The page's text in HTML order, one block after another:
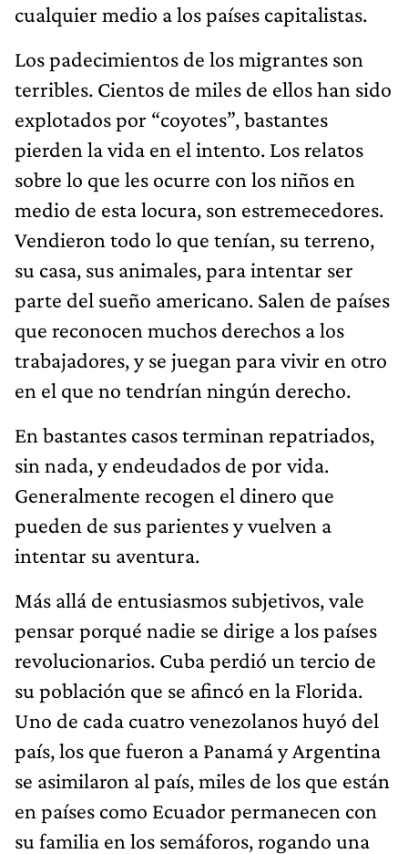
cualquier medio a los países capitalistas.
Los padecimientos de los migrantes son
terribles. Cientos de miles de ellos han sido
explotados por “coyotes”, bastantes
pierden la vida en el intento. Los relatos
sobre lo que les ocurre con los niños en
medio de esta locura, son estremecedores.
Vendieron todo lo que tenían, su terreno,
su casa, sus animales, para intentar ser
parte del sueño americano. Salen de países
que reconocen muchos derechos a los
trabajadores, y se juegan para vivir en otro
en el que no tendrían ningún derecho.
En bastantes casos terminan repatriados,
sin nada, y endeudados de por vida.
Generalmente recogen el dinero que
pueden de sus parientes y vuelven a
intentar su aventura.
Más allá de entusiasmos subjetivos, vale
pensar porqué nadie se dirige a los países
revolucionarios. Cuba perdió un tercio de
su población que se afincó en la Florida.
Uno de cada cuatro venezolanos huyó del
país, los que fueron a Panamá y Argentina
se asimilaron al país, miles de los que están
en países como Ecuador permanecen con
su familia en los semáforos, rogando una